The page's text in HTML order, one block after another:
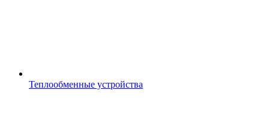
Теплообменные устройства